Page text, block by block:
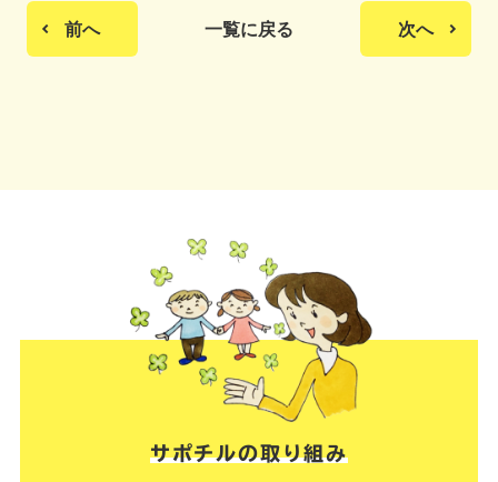
前へ 一覧に戻る 次へ
サポチルの取り組み